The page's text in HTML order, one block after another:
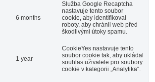
6 months
Služba Google Recaptcha
nastavuje tento soubor
cookie, aby identifikoval
roboty, aby chránil web před
škodlivými útoky spamu.
1 year
CookieYes nastavuje tento
soubor cookie tak, aby ukládal
souhlas uživatele pro soubory
cookie v kategorii „Analytika“.